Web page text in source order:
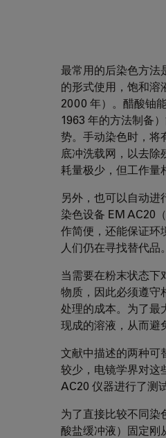
最常用的后染色方法
的形式使用，饱和溶
2000 年）。醋酸铀
1963 年的方法制备
势。手动染色时，将
底冲洗载网，以去
耗量极少，但工作量
另外，也可以自动
染色设备 EM AC20
作简便，还能保证环
人们仍在寻找替代品。
当需要在粉末状态下
物质，因此必须遵守
处理的成本。为了最
现成的溶液，从而避
文献中描述的两种可
较少，电镜学界对这
AC20 仪器进行了测试
为了直接比较不同染
酸盐缓冲液）固定刚